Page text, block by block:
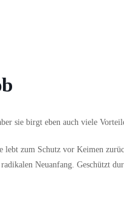
sie birgt eben auch viele
zum Schutz vor Keimen
Neuanfang. Geschützt